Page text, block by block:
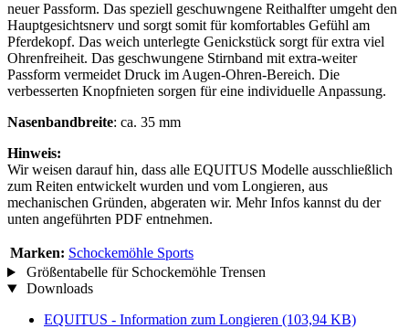
neuer Passform. Das speziell geschuwngene Reithalfter umgeht den
Hauptgesichtsnerv und sorgt somit für komfortables Gefühl am
Pferdekopf. Das weich unterlegte Genickstück sorgt für extra viel
Ohrenfreiheit. Das geschwungene Stirnband mit extra-weiter
Passform vermeidet Druck im Augen-Ohren-Bereich. Die
verbesserten Knopfnieten sorgen für eine individuelle Anpassung.
Nasenbandbreite: ca. 35 mm
Hinweis:
Wir weisen darauf hin, dass alle EQUITUS Modelle ausschließlich
zum Reiten entwickelt wurden und vom Longieren, aus
mechanischen Gründen, abgeraten wir. Mehr Infos kannst du der
unten angeführten PDF entnehmen.
Marken: Schockemöhle Sports
Größentabelle für Schockemöhle Trensen
Downloads
EQUITUS - Information zum Longieren (103,94 KB)